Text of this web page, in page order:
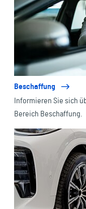
Beschaffung
Informieren Sie sich
Bereich Beschaffung.